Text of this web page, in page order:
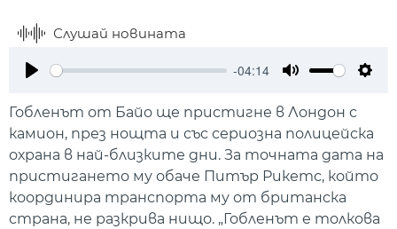
Слушай новината
-04:14
Гобленът от Байо ще пристигне в Лондон с
камион, през нощта и със сериозна полицейска
охрана в най-близките дни. За точната дата на
пристигането му обаче Питър Рикетс, който
координира транспорта му от британска
страна, не разкрива нищо. „Гобленът е толкова